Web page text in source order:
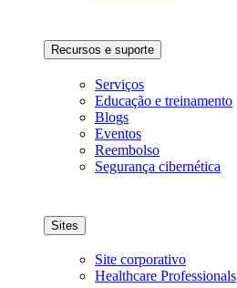
Recursos e suporte
Serviços
Educação e treinamento
Blogs
Eventos
Reembolso
Segurança cibernética
Sites
Site corporativo
Healthcare Professionals